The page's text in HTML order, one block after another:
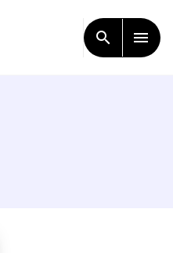
CONTENU
search menu